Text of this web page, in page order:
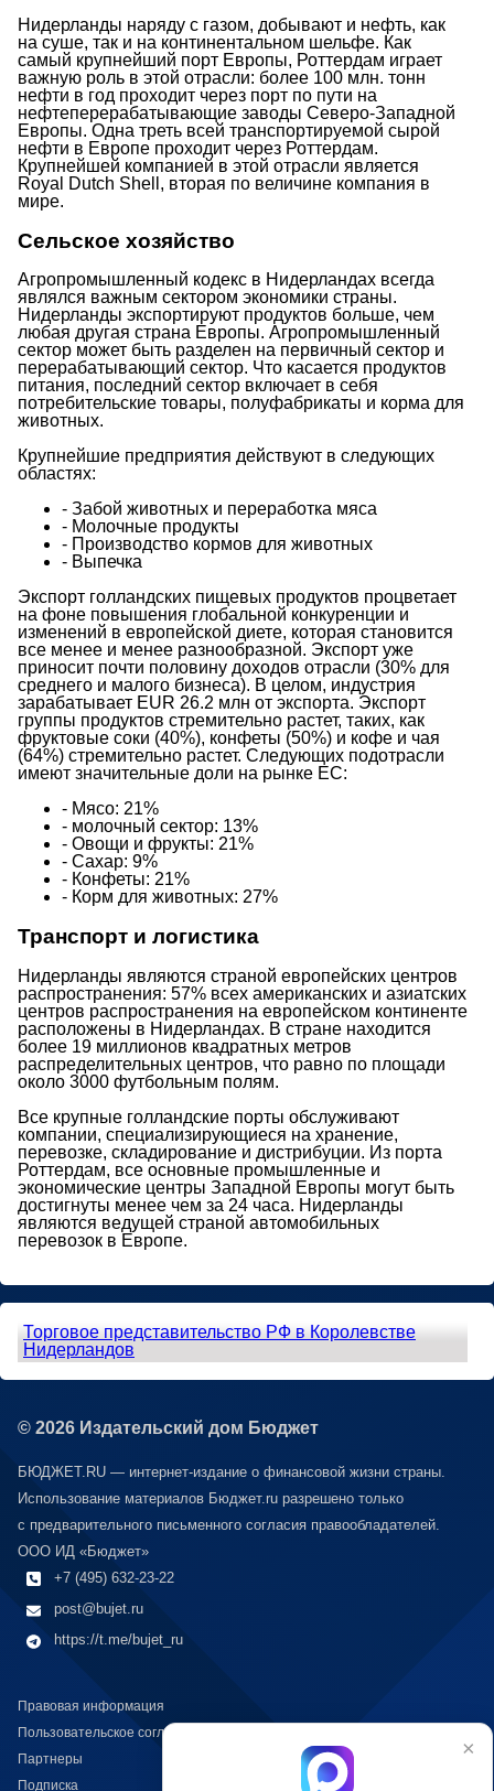
Нидерланды наряду с газом, добывают и нефть, как
на суше, так и на континентальном шельфе. Как
самый крупнейший порт Европы, Роттердам играет
важную роль в этой отрасли: более 100 млн. тонн
нефти в год проходит через порт по пути на
нефтеперерабатывающие заводы Северо-Западной
Европы. Одна треть всей транспортируемой сырой
нефти в Европе проходит через Роттердам.
Крупнейшей компанией в этой отрасли является
Royal Dutch Shell, вторая по величине компания в
мире.
Сельское хозяйство
Агропромышленный кодекс в Нидерландах всегда
являлся важным сектором экономики страны.
Нидерланды экспортируют продуктов больше, чем
любая другая страна Европы. Агропромышленный
сектор может быть разделен на первичный сектор и
перерабатывающий сектор. Что касается продуктов
питания, последний сектор включает в себя
потребительские товары, полуфабрикаты и корма для
животных.
Крупнейшие предприятия действуют в следующих
областях:
- Забой животных и переработка мяса
- Молочные продукты
- Производство кормов для животных
- Выпечка
Экспорт голландских пищевых продуктов процветает
на фоне повышения глобальной конкуренции и
изменений в европейской диете, которая становится
все менее и менее разнообразной. Экспорт уже
приносит почти половину доходов отрасли (30% для
среднего и малого бизнеса). В целом, индустрия
зарабатывает EUR 26.2 млн от экспорта. Экспорт
группы продуктов стремительно растет, таких, как
фруктовые соки (40%), конфеты (50%) и кофе и чая
(64%) стремительно растет. Следующих подотрасли
имеют значительные доли на рынке ЕС:
- Мясо: 21%
- молочный сектор: 13%
- Овощи и фрукты: 21%
- Сахар: 9%
- Конфеты: 21%
- Корм для животных: 27%
Транспорт и логистика
Нидерланды являются страной европейских центров
распространения: 57% всех американских и азиатских
центров распространения на европейском континенте
расположены в Нидерландах. В стране находится
более 19 миллионов квадратных метров
распределительных центров, что равно по площади
около 3000 футбольным полям.
Все крупные голландские порты обслуживают
компании, специализирующиеся на хранение,
перевозке, складирование и дистрибуции. Из порта
Роттердам, все основные промышленные и
экономические центры Западной Европы могут быть
достигнуты менее чем за 24 часа. Нидерланды
являются ведущей страной автомобильных
перевозок в Европе.
Торговое представительство РФ в Королевстве
Нидерландов
© 2026 Издательский дом Бюджет
БЮДЖЕТ.RU — интернет-издание о финансовой жизни страны.
Использование материалов Бюджет.ru разрешено только
с предварительного письменного согласия правообладателей.
ООО ИД «Бюджет»
+7 (495) 632-23-22
post@bujet.ru
https://t.me/bujet_ru
Правовая информация
Пользовательское соглашение
Партнеры
Подписка
×